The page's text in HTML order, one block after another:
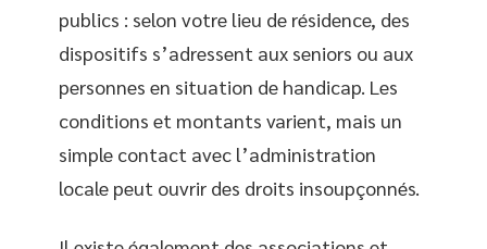
publics : selon votre lieu de résidence, des
dispositifs s’adressent aux seniors ou aux
personnes en situation de handicap. Les
conditions et montants varient, mais un
simple contact avec l’administration
locale peut ouvrir des droits insoupçonnés.